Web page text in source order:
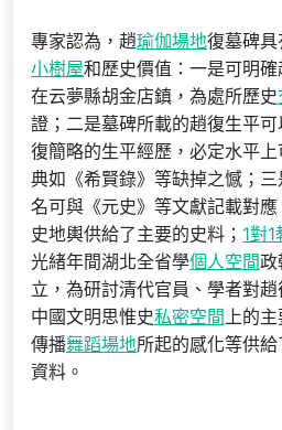
專家認為，趙瑜伽場地復墓碑
小樹屋和歷史價值：一是可明
在云夢縣胡金店鎮，為處所歷史
證；二是墓碑所載的趙復生平
復簡略的生平經歷，必定水平
典如《希賢錄》等缺掉之憾；
名可與《元史》等文獻記載對
史地輿供給了主要的史料； 1對
光緒年間湖北全省學個人空間政
立，為研討清代官員、學者對
中國文明思惟史私密空間上的
傳播舞蹈場地所起的感化等供給
資料。